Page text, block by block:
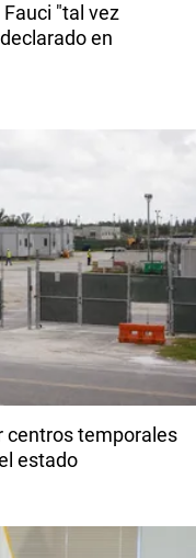
"tal vez
en
centros temporales
estado